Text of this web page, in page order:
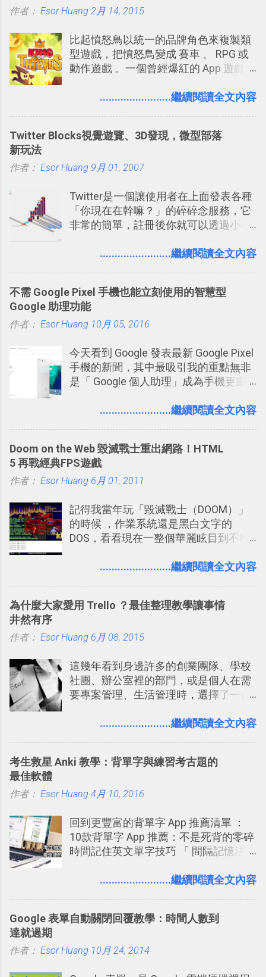
享合作，讓彼此都能在手機上查看這次
（或是沒有好的印表機），又不想跑照
提供了印照片的服務 ，而且價格不貴，
可以立即拿到，操作流程也十分簡單。
之前我在電腦玩物分享過：「 不需買印
方便教學 」。這篇文章則從印照片出
作者： Esor Huang 2月 14, 2015
比起憤怒鳥以統一的品牌角色來複製類
型遊戲，把憤怒鳥變成 賽車 、 RPG 或
動作遊戲 。一個曾經爆紅的 App 遊戲開
次推出另外一個足以撼動市場，並且有
是另外一款非常知名系列作「 Cut the
ZeptoLab ，在玩了幾個割繩子變形後，
品：「 King of Thieves 」，這是一款
玩法與眾不同的 PVP 偷竊對戰遊戲 。
........................繼續閱讀全文內容
Twitter Blocks視覺遊覽、3D發現，微型部落
新玩法
作者： Esor Huang 9月 01, 2007
Twitter是一個讓使用者在上面發表各種
「你現在在幹嘛？」的碎碎念服務，它
非常的簡單，註冊後你就可以透過小小
文，你可以真的在上面說明你在做什
牢騷，或許你也想要透過Twitter來詢問
什麼事情。各式各樣被發表的
「twitter」會像資訊之河一樣在首頁、
不管是採用什麼樣的方式利用Twitter，
沒有人會有意見，這是我覺得Twitter很
自由也很有趣的一個地方，我可以無拘
利用Twitter來嘗試各種可能。例如 目前
些軟體更新、網站服務的資訊，未來也
很想試試看是否能加入短評，或者對於
電腦玩物介紹過的資訊作補充，讓我的
的 碎碎念版電腦玩物 。不過你不需要像
我這麼認真，因為 我也很喜歡在Twitter
上面看到各種突如其來的生活雜感、毫
好像把大家的生活用一種很自然無隔
Twitter的服務目前並不少見，台灣
Twitter型服務，而最近一向簡約的
天推出的「 Twitter Blocks 」更是一個
值得一玩的3D視覺化功能，下面就來分
享一下我玩這個新功能的一些感想。
Twitter Blocks：
蒐小誌： http://twitter.com/esorhjy
Twitter除了自顧自的碎碎念外，你可以
者，只要進入該使用者的個人頁面，然
跟隨者、被跟隨者的概念是Twitter另一
個非常好玩的地方 ，所以 這次的
Twitter Blocks很強調這個人際網路的概
3D視圖有什麼用途的話，就是 它可以讓
你非常方便、好玩、即興的擴展你的
Twit...
........................繼續閱讀全文內容
不需 Google Pixel 手機也能立刻使用的智慧型
Google 助理功能
作者： Esor Huang 10月 05, 2016
今天看到 Google 發表最新 Google Pixel
手機的新聞，其中最吸引我的重點無非
是「 Google 個人助理」成為手機更重
「這是他使用過最聰明的一台智慧型手
問、可以找出特殊的照片、可以規劃我
們的行程，也能幫我們安排時間。 其實
如果單從後面幾個「功能面」來看， 這
內建在我們的 Google 系統中，甚至大
多在 Android 與 iPhone 手機上都能使
用。
........................繼續閱讀全文內容
Doom on the Web 毀滅戰士重出網路！HTML
5 再戰經典FPS遊戲
作者： Esor Huang 6月 01, 2011
記得我當年玩「毀滅戰士（DOOM）」
的時候 ，作業系統還是黑白文字的
DOS，看看現在一整個華麗眩目到不行
過的第一款 FPS遊戲 （應該也是世界上
來看DOOM的畫面簡直慘不忍睹，但如
想必還是會有一番美好的回味。 還好我
Mozilla Demo Studio 」網站提供了讓技
術人員交流HTML、CSS、Javascript新
玩意的園地，而其中一個最新的作品，
一代的網頁版！ 這款「 DOOM on the
內，玩家可以免費上網通關！不過目前
Firefox 4 和Safari ，而 Google Chrome
........................繼續閱讀全文內容
為什麼大家愛用 Trello ？最佳整理教學讓事情
井然有序
作者： Esor Huang 6月 08, 2015
這幾年看到身邊許多的創業團隊、學校
社團、辦公室裡的部門，或是個人在需
要專案管理、生活管理時，選擇了一個
一個什麼樣的管理工具，讓這麼多人都
念」的管理教學文章： 把 Evernote 當
Google Drive 變身 Trello ！幫雲端硬碟
著 Trello ，卻還沒有在電腦玩物上寫過
一篇完整的介紹！雖然錯過了幾年前第
一時間推薦 Trello 的時機，但在這段時
澱自己的使用方法，歸納出「 為什麼值
學。 2015/6/13 新增： 免費專案管理軟
2016 年新增 ： 如何將 Trello 切換到繁
........................繼續閱讀全文內容
考生救星 Anki 教學：背單字與練習考古題的
最佳軟體
作者： Esor Huang 4月 10, 2016
回到更豐富的背單字 App 推薦清單 ：
10款背單字 App 推薦：不是死背的零碎
時間記住英文單字技巧 「 間隔記憶法
短期記憶變成長期記憶。 舉例來說我今
強；然後下次快要忘記可能變成相隔一
化，讓記憶延長到可能半個月；那時候
........................繼續閱讀全文內容
Google 表單自動關閉回覆教學：時間人數到
達就過期
作者： Esor Huang 10月 24, 2014